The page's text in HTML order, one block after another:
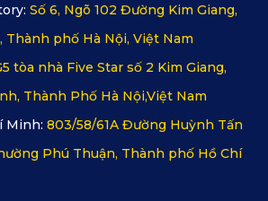
Số 6, Ngõ 102 Đường Kim Giang,
phố Hà Nội, Việt Nam
tòa nhà Five Star số 2 Kim Giang,
Thành Phố Hà Nội,Việt Nam
Minh: 803/58/61A Đường Huỳnh Tấn
Phú Thuận, Thành phố Hồ Chí